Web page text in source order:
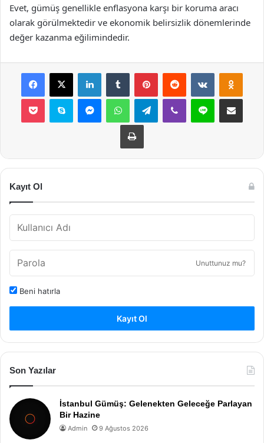
Evet, gümüş genellikle enflasyona karşı bir koruma aracı
olarak görülmektedir ve ekonomik belirsizlik dönemlerinde
değer kazanma eğilimindedir.
Facebook
X LinkedInTumblr PinterestReddit VKontakte
Pocket Skype MessengerWhatsAppTelegramViber Line E-Posta ile
Yazdır
Kayıt Ol
Unuttunuz mu?
Beni hatırla
Kayıt Ol
Son Yazılar
İstanbul Gümüş: Gelenekten Geleceğe Parlayan
Bir Hazine
Admin 9 Ağustos 2026